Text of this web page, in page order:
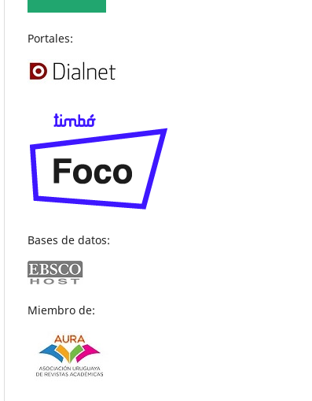
Portales:
Bases de datos:
Miembro de: